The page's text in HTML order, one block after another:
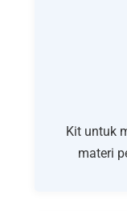
Kit untuk
materi